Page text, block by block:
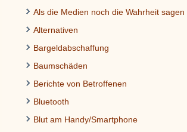
Als die Medien noch die Wahrheit sagen
Alternativen
Bargeldabschaffung
Baumschäden
Berichte von Betroffenen
Bluetooth
Blut am Handy/Smartphone